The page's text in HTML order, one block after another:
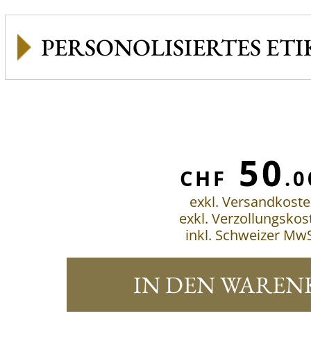
PERSONOLISIERTES
CHF 50
exkl.
exkl.
inkl. Schweizer
IN DEN